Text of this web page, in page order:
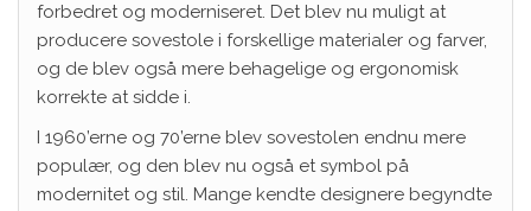
forbedret og moderniseret. Det blev nu muligt at
producere sovestole i forskellige materialer og farver,
og de blev også mere behagelige og ergonomisk
korrekte at sidde i.
I 1960’erne og 70’erne blev sovestolen endnu mere
populær, og den blev nu også et symbol på
modernitet og stil. Mange kendte designere begyndte